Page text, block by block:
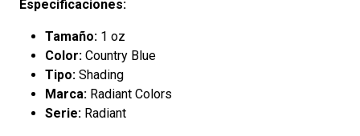
Especificaciones:
Tamaño: 1 oz
Color: Country Blue
Tipo: Shading
Marca: Radiant Colors
Serie: Radiant